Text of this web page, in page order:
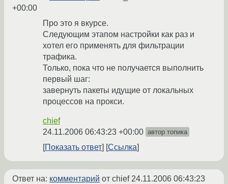
+00:00
Про это я вкурсе.
Следующим этапом настройки как раз и
хотел его применять для фильтрации
трафика.
Только, пока что не получается выполнить
первый шаг:
завернуть пакеты идущие от локальных
процессов на прокси.
chief
24.11.2006 06:43:23 +00:00 автор топика
Показать ответ Ссылка
Ответ на: комментарий от chief24.11.2006 06:43:23